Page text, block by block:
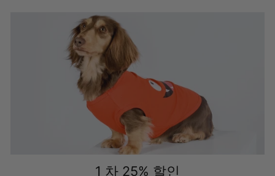
1 차 25% 할인